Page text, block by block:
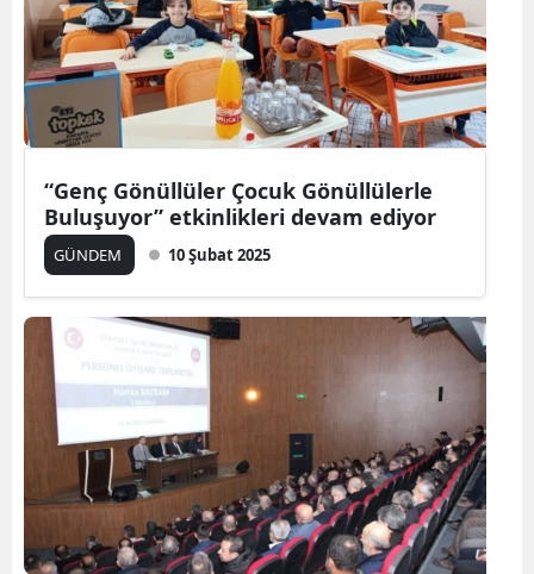
“Genç Gönüllüler Çocuk Gönüllülerle
Buluşuyor” etkinlikleri devam ediyor
GÜNDEM 10 Şubat 2025